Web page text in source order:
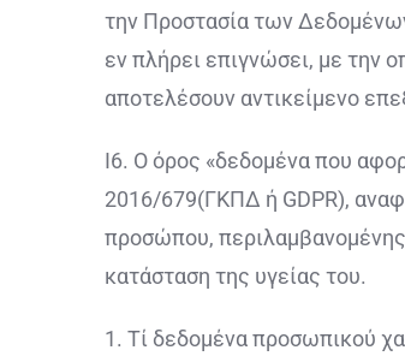
την Προστασία των
εν πλήρει επιγνώσει, με την
αποτελέσουν αντικείμενο
Ι6. Ο όρος «δεδομένα που
2016/679(ΓΚΠΔ ή GDPR),
προσώπου,
κατάσταση της υγείας του.
1. Τί δεδομένα προσωπικού